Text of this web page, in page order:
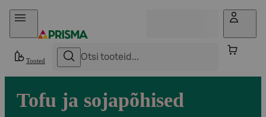
Otse sisu juurde
Tooted
Tofu ja sojapõhised